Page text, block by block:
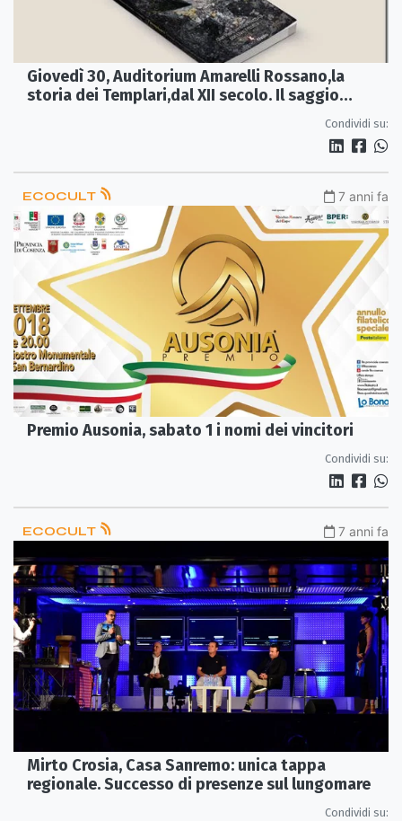
Giovedì 30, Auditorium Amarelli Rossano,la
storia dei Templari,dal XII secolo. Il saggio
Condividi su:
ECOCULT 7 anni fa
Premio Ausonia, sabato 1 i nomi dei vincitori
Condividi su:
ECOCULT 7 anni fa
Mirto Crosia, Casa Sanremo: unica tappa
regionale. Successo di presenze sul lungomare
Condividi su: